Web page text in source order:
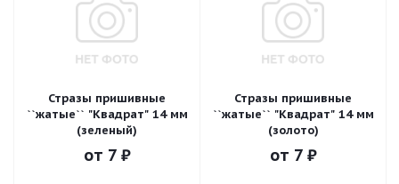
Стразы пришивные
``жатые`` "Квадрат" 14 мм
(зеленый)
от 7 ₽
Стразы пришивные
``жатые`` "Квадрат" 14 мм
(золото)
от 7 ₽